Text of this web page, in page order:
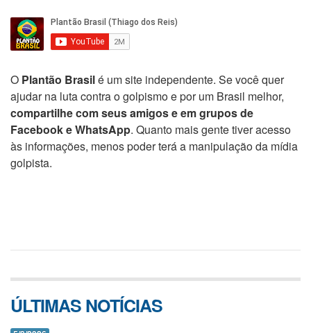
O Plantão Brasilé um site independente. Se você quer
ajudar na luta contra o golpismo e por um Brasil melhor,
compartilhe com seus amigos e em grupos de
Facebook e WhatsApp. Quanto mais gente tiver acesso
às informações, menos poder terá a manipulação da mídia
golpista.
ÚLTIMAS NOTÍCIAS